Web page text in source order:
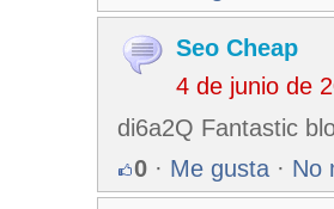
Seo Cheap
4 de junio de
di6a2Q Fantastic
0 · Me gusta · No